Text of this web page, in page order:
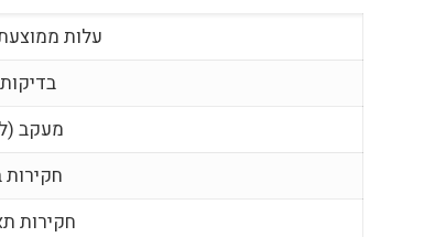
עלות
מעקב
חקירות
חקירות